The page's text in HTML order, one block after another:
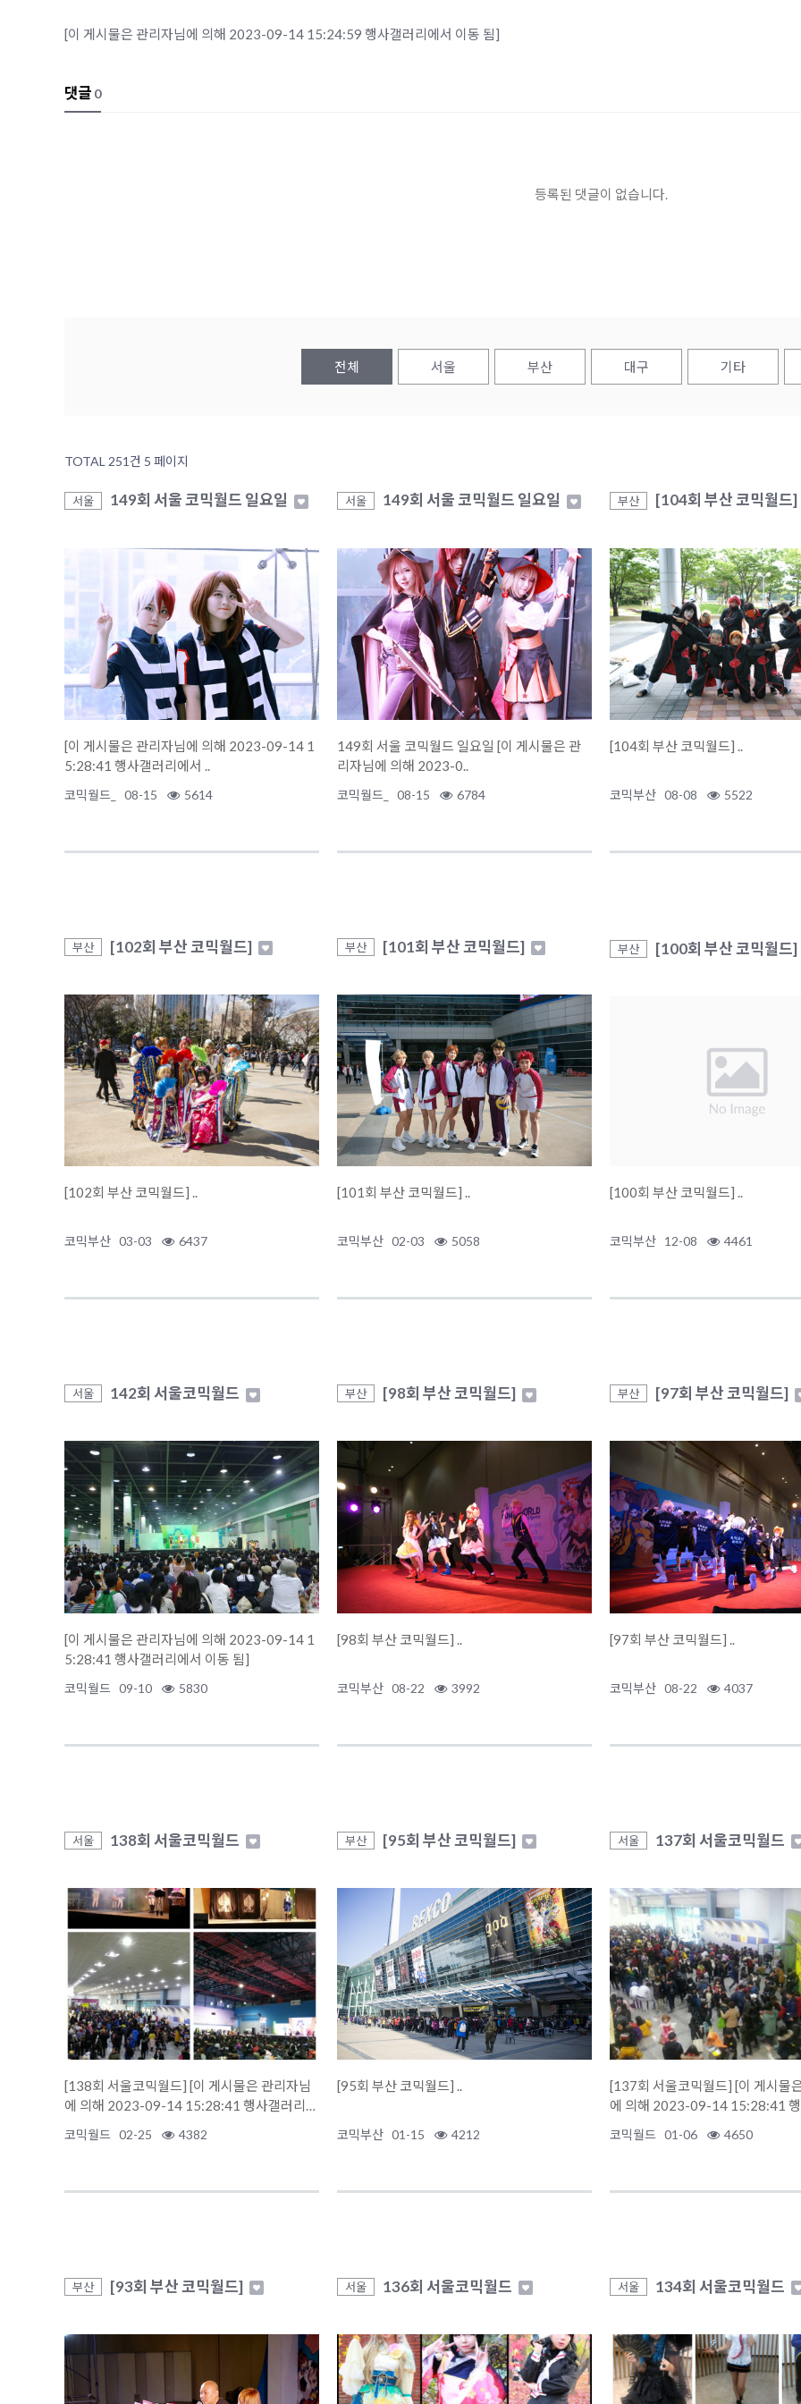
[이 게시물은 관리자님에 의해 2023-09-14 15:24:59 행사갤러리에서 이동 됨]
댓글 0
등록된 댓글이 없습니다.
전체 서울 부산 대구 기타
TOTAL 251건 5 페이지
서울 149회 서울 코믹월드 일요일
[이 게시물은 관리자님에 의해 2023-09-14 1
5:28:41 행사갤러리에서 ..
코믹월드_ 08-15 5614
서울 149회 서울 코믹월드 일요일
149회 서울 코믹월드 일요일 [이 게시물은 관
리자님에 의해 2023-0..
코믹월드_ 08-15 6784
부산 [104회 부산 코믹월드]
[104회 부산 코믹월드] ..
코믹부산 08-08 5522
부산 [102회 부산 코믹월드]
[102회 부산 코믹월드] ..
코믹부산 03-03 6437
부산 [101회 부산 코믹월드]
[101회 부산 코믹월드] ..
코믹부산 02-03 5058
부산 [100회 부산 코믹월드]
[100회 부산 코믹월드] ..
코믹부산 12-08 4461
서울 142회 서울코믹월드
[이 게시물은 관리자님에 의해 2023-09-14 1
5:28:41 행사갤러리에서 이동 됨]
코믹월드 09-10 5830
부산 [98회 부산 코믹월드]
[98회 부산 코믹월드] ..
코믹부산 08-22 3992
부산 [97회 부산 코믹월드]
[97회 부산 코믹월드] ..
코믹부산 08-22 4037
서울 138회 서울코믹월드
[138회 서울코믹월드] [이 게시물은 관리자님
에 의해 2023-09-14 15:28:41 행사갤러리에
서 이..
코믹월드 02-25 4382
부산 [95회 부산 코믹월드]
[95회 부산 코믹월드] ..
코믹부산 01-15 4212
서울 137회 서울코믹월드
[137회 서울코믹월드] [이 게시물
에 의해 2023-09-14 15:28:41 행
코믹월드 01-06 4650
부산 [93회 부산 코믹월드] 서울 136회 서울코믹월드 서울 134회 서울코믹월드